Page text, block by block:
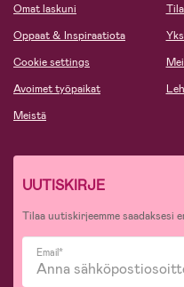
Omat laskuni
Oppaat & Inspiraatiota
Cookie settings
Avoimet työpaikat
Meistä
UUTISKIRJE
Tilaa uutiskirjeemme saadaksesi
Email*